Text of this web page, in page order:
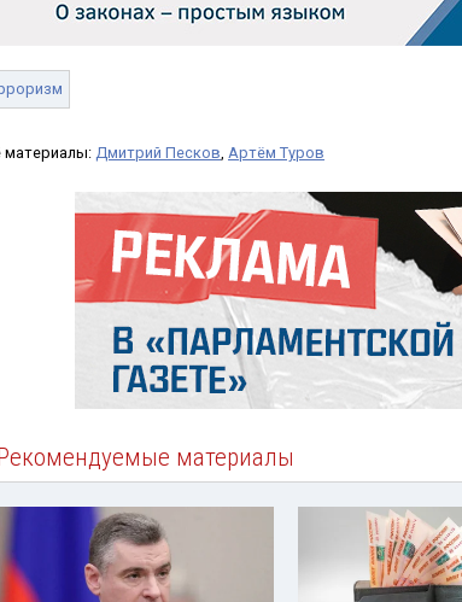
материалы: Дмитрий Песков Артём Туров
материалы